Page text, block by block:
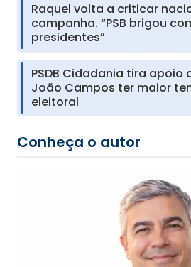
Raquel volta a criticar
campanha. “PSB brigou
presidentes”
PSDB Cidadania tira apoio
João Campos ter maior
eleitoral
Conheça o autor